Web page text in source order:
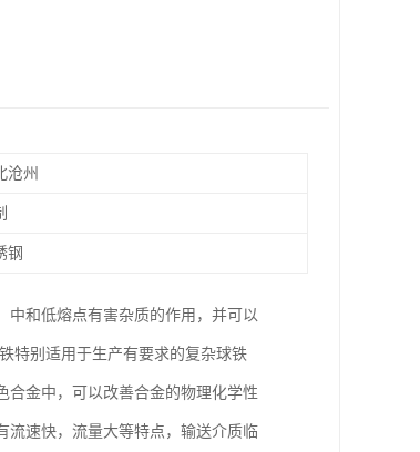
沧州
钢
中和低熔点有害杂质的作用，并可以
特别适用于生产有要求的复杂球铁
合金中，可以改善合金的物理化学性
流速快，流量大等特点，输送介质临